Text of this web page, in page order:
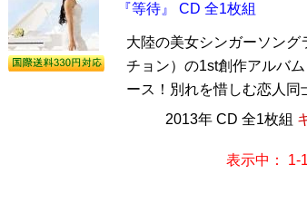
『等待』 CD 全1枚組
大陸の美女シンガーソン
チョン）の1st創作アルバ
ース！別れを惜しむ恋人同
2013年 CD 全1枚組
表示中： 1-1